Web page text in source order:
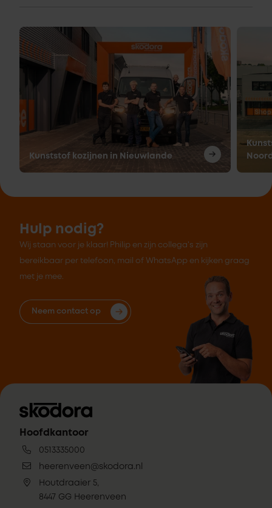
Kunststof kozijnen in Nieuwlande
Hulp nodig?
Wij staan voor je klaar! Philip en zijn collega's zijn
bereikbaar per telefoon, mail of WhatsApp en kijken graag
met je mee.
Neem contact op
Hoofdkantoor
0513335000
heerenveen@skodora.nl
Houtdraaier 5,
8447 GG Heerenveen